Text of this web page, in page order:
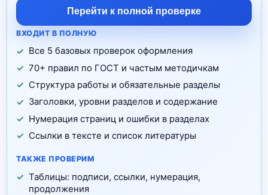
Перейти к полной проверке
ВХОДИТ В ПОЛНУЮ
Все 5 базовых проверок оформления
70+ правил по ГОСТ и частым методичкам
Структура работы и обязательные разделы
Заголовки, уровни разделов и содержание
Нумерация страниц и ошибки в разделах
Ссылки в тексте и список литературы
ТАКЖЕ ПРОВЕРИМ
Таблицы: подписи, ссылки, нумерация,
продолжения